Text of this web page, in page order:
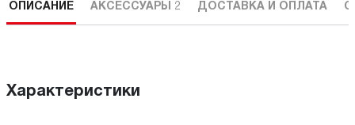
ОПИСАНИЕ АКСЕССУАРЫ 2 ДОСТАВКА И ОПЛАТА
Характеристики